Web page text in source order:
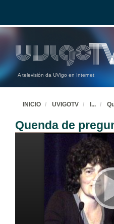
A televisión da UVigo en Internet
INICIO UVIGOTV ...
Quenda de